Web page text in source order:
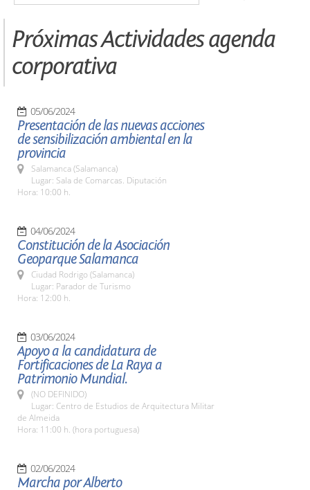
Próximas Actividades agenda
corporativa
05/06/2024
Presentación de las nuevas acciones
de sensibilización ambiental en la
provincia
Salamanca (Salamanca)
Lugar: Sala de Comarcas. Diputación
Hora: 10:00 h.
04/06/2024
Constitución de la Asociación
Geoparque Salamanca
Ciudad Rodrigo (Salamanca)
Lugar: Parador de Turismo
Hora: 12:00 h.
03/06/2024
Apoyo a la candidatura de
Fortificaciones de La Raya a
Patrimonio Mundial.
(NO DEFINIDO)
Lugar: Centro de Estudios de Arquitectura Militar
de Almeida
Hora: 11:00 h. (hora portuguesa)
02/06/2024
Marcha por Alberto